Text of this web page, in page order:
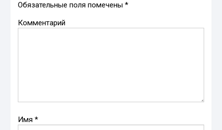
Обязательные поля помечены*
Комментарий
Имя*